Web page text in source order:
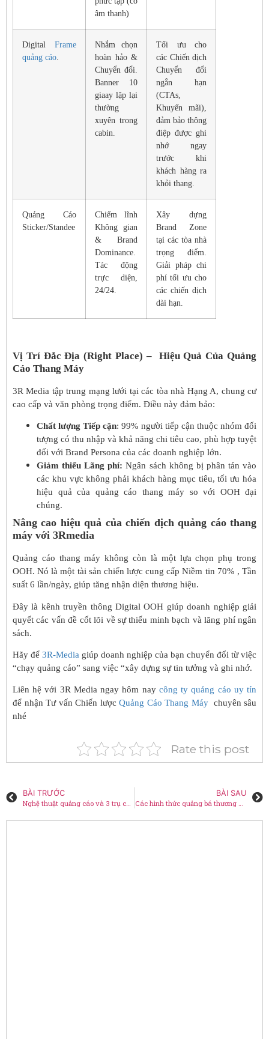
âm thanh)
Digital Frame
quảng cáo.
Nhắm chọn
hoàn hảo &
Chuyển đổi.
Banner 10
giaay lặp lại
thường
xuyên trong
cabin.
Tối ưu cho
các Chiến dịch
Chuyển đổi
ngắn hạn
(CTAs,
Khuyến mãi),
đảm bảo thông
điệp được ghi
nhớ ngay
trước khi
khách hàng ra
khỏi thang.
Quảng Cáo
Sticker/Standee
Chiếm lĩnh
Không gian
& Brand
Dominance.
Tác động
trực diện,
24/24.
Xây dựng
Brand Zone
tại các tòa nhà
trọng điểm.
Giải pháp chi
phí tối ưu cho
các chiến dịch
dài hạn.
Vị Trí Đắc Địa (Right Place) – Hiệu Quả Của Quảng
Cáo Thang Máy
3R Media tập trung mạng lưới tại các tòa nhà Hạng A, chung cư
cao cấp và văn phòng trọng điểm. Điều này đảm bảo:
Chất lượng Tiếp cận: 99% người tiếp cận thuộc nhóm đối
tượng có thu nhập và khả năng chi tiêu cao, phù hợp tuyệt
đối với Brand Persona của các doanh nghiệp lớn.
Giảm thiểu Lãng phí: Ngân sách không bị phân tán vào
các khu vực không phải khách hàng mục tiêu, tối ưu hóa
hiệu quả của quảng cáo thang máy so với OOH đại
chúng.
Nâng cao hiệu quả của chiến dịch quảng cáo thang
máy với 3Rmedia
Quảng cáo thang máy không còn là một lựa chọn phụ trong
OOH. Nó là một tài sản chiến lược cung cấp Niềm tin 70% , Tần
suất 6 lần/ngày, giúp tăng nhận diện thương hiệu.
Đây là kênh truyền thông Digital OOH giúp doanh nghiệp giải
quyết các vấn đề cốt lõi về sự thiếu minh bạch và lãng phí ngân
sách.
Hãy để 3R-Media giúp doanh nghiệp của bạn chuyển đổi từ việc
“chạy quảng cáo” sang việc “xây dựng sự tin tưởng và ghi nhớ.
Liên hệ với 3R Media ngay hôm nay công ty quảng cáo uy tín
để nhận Tư vấn Chiến lược Quảng Cáo Thang Máychuyên sâu
nhé
Rate this post
BÀI TRƯỚC
Nghệ thuật quảng cáo và 3 trụ cột của Marketing
BÀI SAU
Các hình thức quảng bá thương hiệu trong kỷ nguyênAI